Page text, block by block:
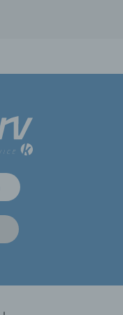
Union